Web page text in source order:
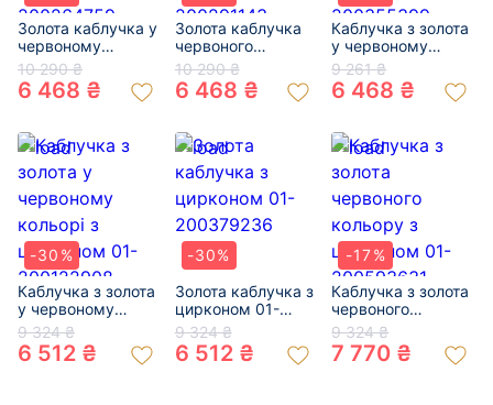
Золота каблучка у
червоному
кольорі з
цирконом 01-
200264759
10 290 ₴
6 468 ₴
Золота каблучка
червоного
кольору з
цирконом 01-
200291143
10 290 ₴
6 468 ₴
Каблучка з золота
у червоному
кольорі з
цирконом 01-
200355399
9 261 ₴
6 468 ₴
-30%
Каблучка з золота
у червоному
кольорі з
цирконом 01-
200122908
9 324 ₴
6 512 ₴
-30%
Золота каблучка з
цирконом 01-
200379236
9 324 ₴
6 512 ₴
-17%
Каблучка з золота
червоного
кольору з
цирконом 01-
200593631
9 324 ₴
7 770 ₴